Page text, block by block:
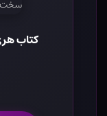
کتاب